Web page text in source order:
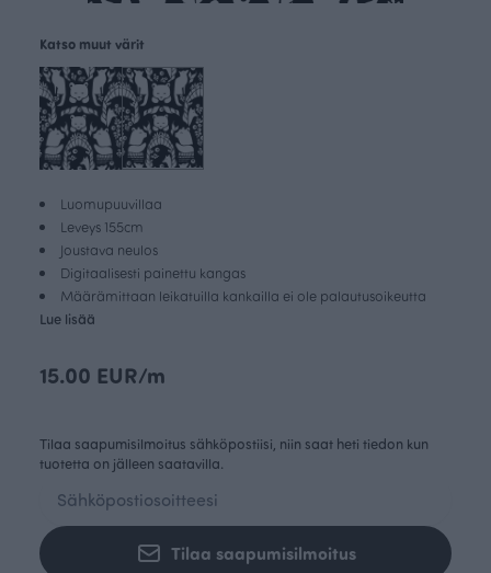
Luomupuuvillaa
Leveys 155cm
Joustava neulos
Digitaalisesti painettu kangas
Määrämittaan leikatuilla kankailla ei ole palautusoikeutta
Lue lisää
Katso muut värit
15.00 EUR/m
Tilaa saapumisilmoitus sähköpostiisi, niin saat heti tiedon kun
tuotetta on jälleen saatavilla.
Tilaa saapumisilmoitus